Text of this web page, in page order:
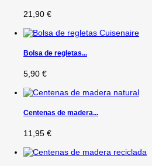
21,90 €
Bolsa de regletas...
5,90 €
Centenas de madera...
11,95 €